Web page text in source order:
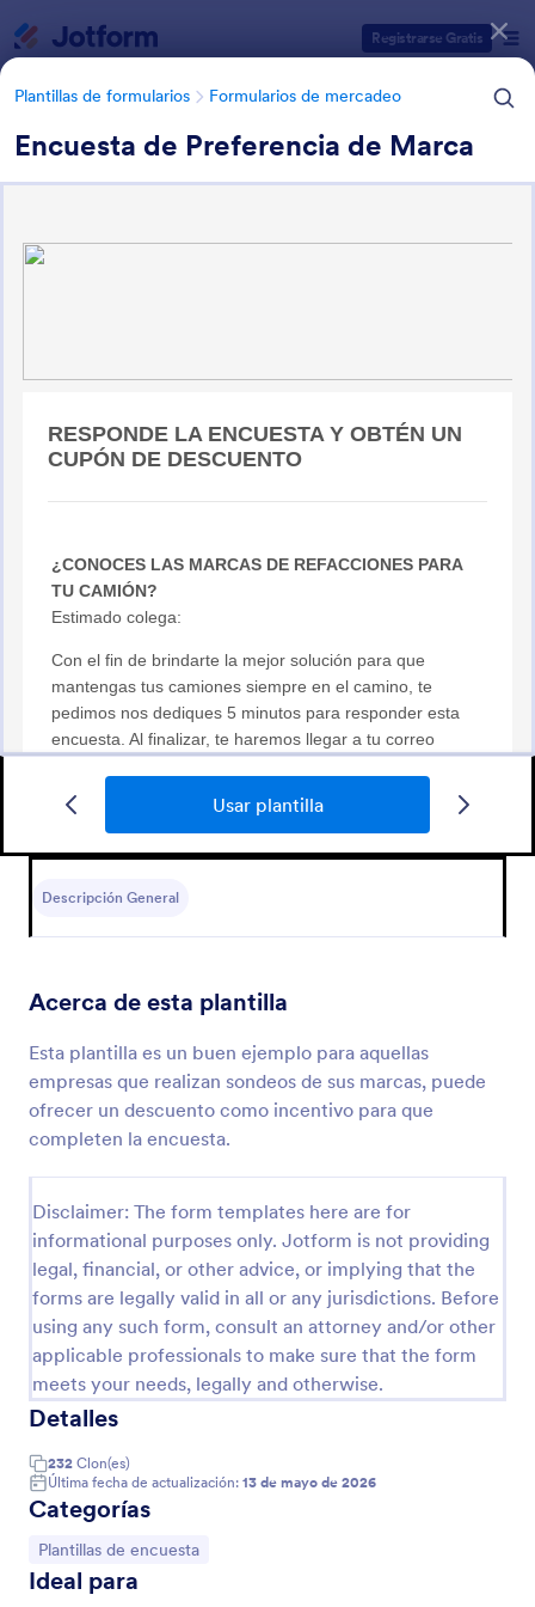
Registrarse Gratis
Plantillas de formularios Formularios de mercadeo
Encuesta de Preferencia de Marca
Usar plantilla
Descripción General
Acerca de esta plantilla
Esta plantilla es un buen ejemplo para aquellas
empresas que realizan sondeos de sus marcas, puede
ofrecer un descuento como incentivo para que
completen la encuesta.
Disclaimer: The form templates here are for
informational purposes only. Jotform is not providing
legal, financial, or other advice, or implying that the
forms are legally valid in all or any jurisdictions. Before
using any such form, consult an attorney and/or other
applicable professionals to make sure that the form
meets your needs, legally and otherwise.
Detalles
232 Clon(es)
Última fecha de actualización: 13 de mayo de 2026
Categorías
Ir a Categoría:
Plantillas de encuesta
Ideal para
Plantillas de formularios
servicios de campañas de mercadeo en youtube.
Vista previa
Categorías de plantillas de formulario